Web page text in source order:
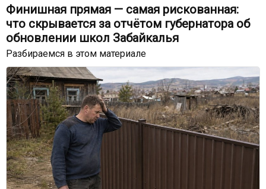
Финишная прямая — самая рискованная:
что скрывается за отчётом губернатора об
обновлении школ Забайкалья
Разбираемся в этом материале